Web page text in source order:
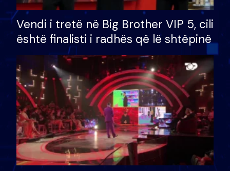
Vendi i tretë në Big Brother VIP 5, cili
është finalisti i radhës që lë shtëpinë